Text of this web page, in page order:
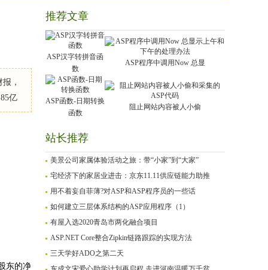
，
亿
东的净
推荐文章
ASP汉字转拼音函
数
ASP程序中调用Now 总显
ASP函数-日期转换
函数
阻止网站内容被人小偷
站长推荐
美景公司家属体验活动之旅：带“小家”到“大家”
宅经济下的家居业进击：京东11.11供应链能力助推
用不着妄自菲薄?对ASP和ASP程序员的一些话
如何建立三层体系结构的ASP应用程序（1）
有屋入选2020青岛市两化融合项目
ASP.NET Core整合Zipkin链路跟踪的实现方法
三天学好ADO之第二天